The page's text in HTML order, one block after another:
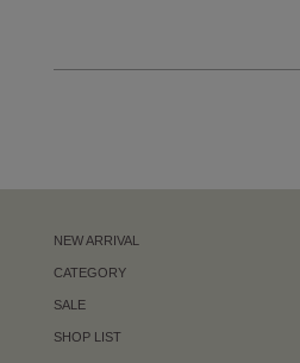
NEW ARRIVAL
CATEGORY
SALE
SHOP LIST